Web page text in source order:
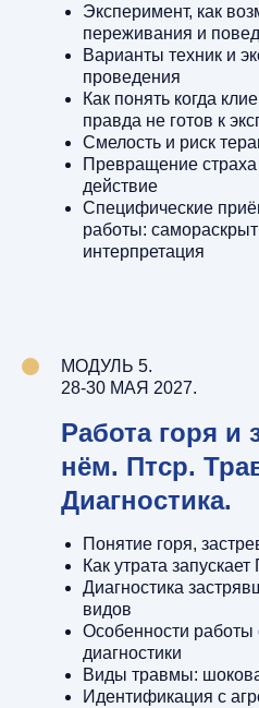
Эксперимент, как
переживания и
Варианты техник и
проведения
Как понять когда
правда не готов к
Смелость и риск
Превращение страха
действие
Специфические
работы:
интерпретация
МОДУЛЬ 5.
28-30 МАЯ 2027.
Работа горя и
нём. Птср.
Диагностика.
Понятие горя,
Как утрата
Диагностика
видов
Особенности работы
диагностики
Виды травмы:
Идентификация с